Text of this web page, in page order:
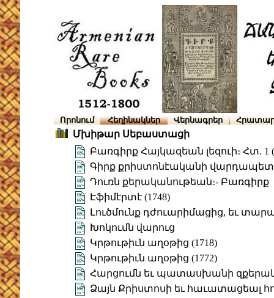
Որոնում Հեղինակներ Վերնագրեր
Մխիթար Սեբաստացի
Բառգիրք Հայկազեան լեզուի։ Հտ. 1
Գիրք քրիստոնէականի
Դուռն քերականութեան։- Բառգիրք
Էֆիմէրտէ (1748)
Լուծմունք դժուարիմացից, եւ
Խոկումն վարուց
Կրթութիւն աղօթից (1718)
Կրթութիւն աղօթից (1772)
Հարցումն եւ պատասխանի
Ձայն Քրիստոսի եւ հաւատացեալ